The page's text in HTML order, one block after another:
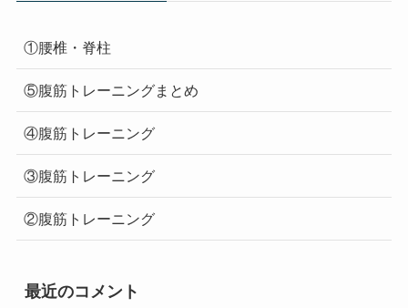
①腰椎・脊柱
⑤腹筋トレーニングまとめ
④腹筋トレーニング
③腹筋トレーニング
②腹筋トレーニング
最近のコメント